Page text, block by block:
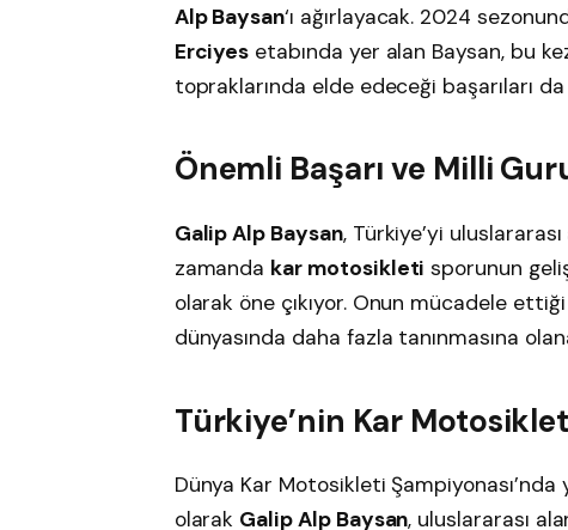
Alp Baysan‘ı ağırlayacak. 2024
Erciyes etabında yer alan Baysan, bu
topraklarında elde edeceği başarıları
Önemli Başarı ve Milli
Galip Alp Baysan, Türkiye’yi
zamanda kar motosikleti sporunun
olarak öne çıkıyor. Onun mücadele
dünyasında daha fazla tanınmasına
Türkiye’nin Kar
Dünya Kar Motosikleti
olarak Galip Alp Baysan, uluslararası